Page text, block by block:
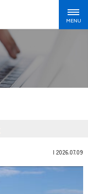
| 2026.07.09